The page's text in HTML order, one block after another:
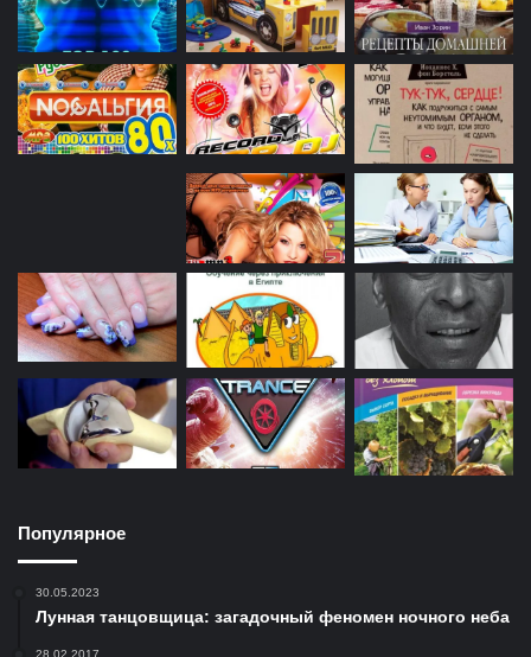
Популярное
30.05.2023
Лунная танцовщица: загадочный феномен ночного неба
28.02.2017